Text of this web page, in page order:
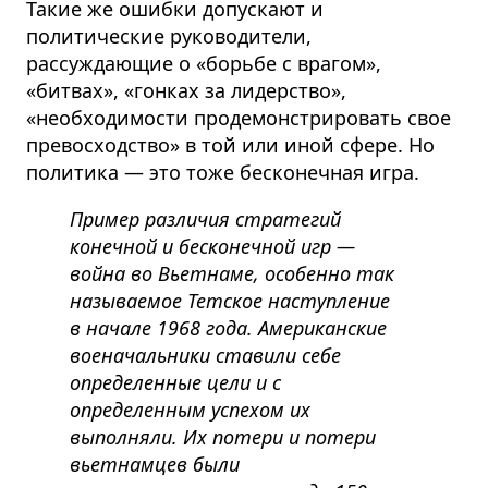
Такие же ошибки допускают и
политические руководители,
рассуждающие о «борьбе с врагом»,
«битвах», «гонках за лидерство»,
«необходимости продемонстрировать свое
превосходство» в той или иной сфере. Но
политика — это тоже бесконечная игра.
Пример различия стратегий
конечной и бесконечной игр —
война во Вьетнаме, особенно так
называемое Тетское наступление
в начале 1968 года. Американские
военачальники ставили себе
определенные цели и с
определенным успехом их
выполняли. Их потери и потери
вьетнамцев были